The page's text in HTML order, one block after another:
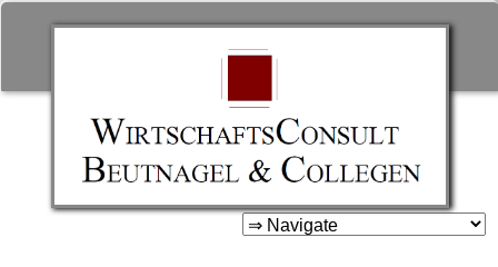
WirtschaftsConsult Beutnagel
& Collegen
Zum